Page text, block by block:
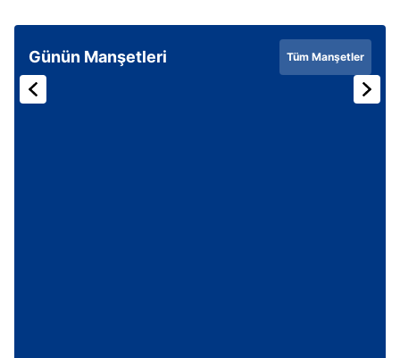
Günün Manşetleri Tüm Manşetler